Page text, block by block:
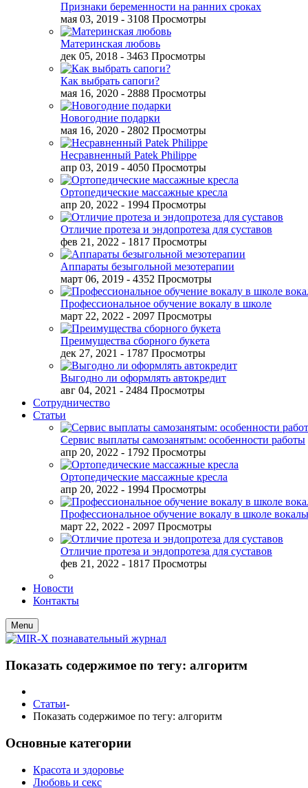
Признаки беременности на ранних сроках
мая 03, 2019 - 3108 Просмотры
Материнская любовь
дек 05, 2018 - 3463 Просмотры
Как выбрать сапоги?
мая 16, 2020 - 2888 Просмотры
Новогодние подарки
мая 16, 2020 - 2802 Просмотры
Несравненный Patek Philippe
апр 03, 2019 - 4050 Просмотры
Ортопедические массажные кресла
апр 20, 2022 - 1994 Просмотры
Отличие протеза и эндопротеза для суставов
фев 21, 2022 - 1817 Просмотры
Аппараты безыгольной мезотерапии
март 06, 2019 - 4352 Просмотры
Профессиональное обучение вокалу в школе
март 22, 2022 - 2097 Просмотры
Преимущества сборного букета
дек 27, 2021 - 1787 Просмотры
Выгодно ли оформлять автокредит
авг 04, 2021 - 2484 Просмотры
Сотрудничество
Статьи
Сервис выплаты самозанятым: особенности работы
апр 20, 2022 - 1792 Просмотры
Ортопедические массажные кресла
апр 20, 2022 - 1994 Просмотры
Профессиональное обучение вокалу в школе
март 22, 2022 - 2097 Просмотры
Отличие протеза и эндопротеза для суставов
фев 21, 2022 - 1817 Просмотры
Новости
Контакты
Menu
Показать содержимое по тегу: алгоритм
Статьи-
Показать содержимое по тегу: алгоритм
Основные категории
Красота и здоровье
Любовь и секс